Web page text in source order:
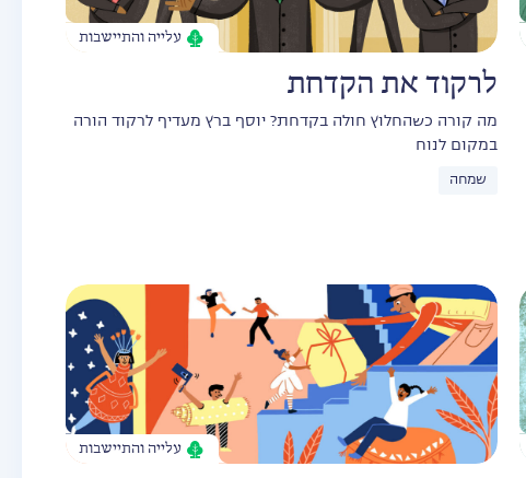
עלייה והתיישבות
לרקוד את הקדחת
מה קורה כשהחלוץ חולה בקדחת? יוסף ברץ מעדיף לרקוד הורה
במקום לנוח
שמחה
עלייה והתיישבות